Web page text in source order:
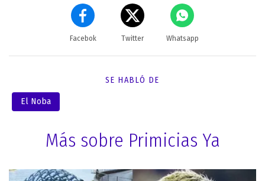
Facebok Twitter Whatsapp
SE HABLÓ DE
El Noba
Más sobre Primicias Ya